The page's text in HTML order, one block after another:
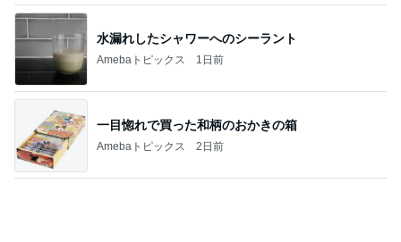
水漏れしたシャワーへのシーラント
Amebaトピックス 1日前
一目惚れで買った和柄のおかきの箱
Amebaトピックス 2日前